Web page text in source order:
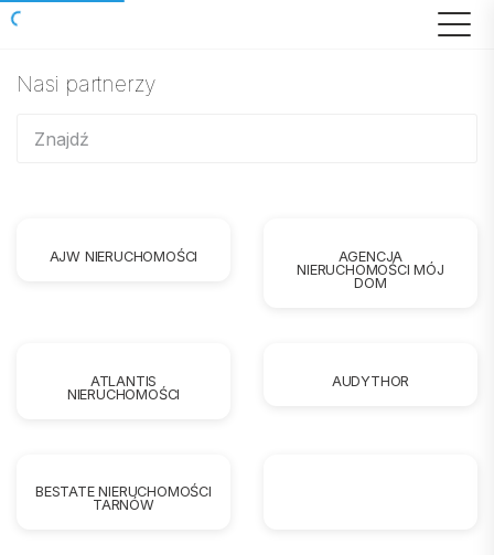
Nasi partnerzy
AJW NIERUCHOMOŚCI
AGENCJA
NIERUCHOMOŚCI MÓJ
DOM
ATLANTIS
NIERUCHOMOŚCI
AUDYTHOR
BESTATE NIERUCHOMOŚCI
TARNÓW